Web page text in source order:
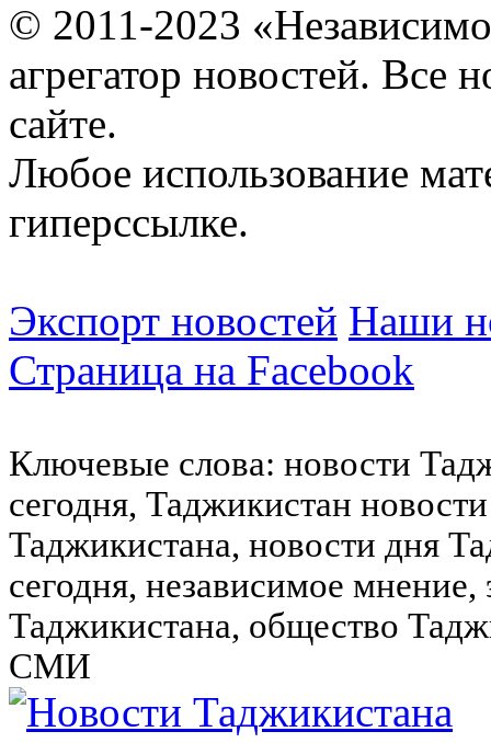
© 2011-2023
агрегатор новостей. Все
сайте.
Любое использование
гиперссылке.
Экспорт новостей Наши
Страница на Facebook
Ключевые слова: новости
сегодня, Таджикистан
Таджикистана, новости дня
сегодня, независимое
Таджикистана, общество
СМИ